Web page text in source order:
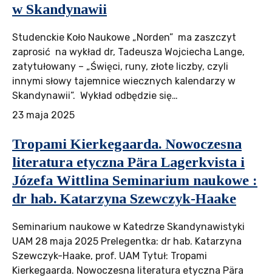
w Skandynawii
Studenckie Koło Naukowe „Norden” ma zaszczyt
zaprosić na wykład dr, Tadeusza Wojciecha Lange,
zatytułowany – „Święci, runy, złote liczby, czyli
innymi słowy tajemnice wiecznych kalendarzy w
Skandynawii”. Wykład odbędzie się…
23 maja 2025
Tropami Kierkegaarda. Nowoczesna
literatura etyczna Pära Lagerkvista i
Józefa Wittlina Seminarium naukowe :
dr hab. Katarzyna Szewczyk-Haake
Seminarium naukowe w Katedrze Skandynawistyki
UAM 28 maja 2025 Prelegentka: dr hab. Katarzyna
Szewczyk-Haake, prof. UAM Tytuł: Tropami
Kierkegaarda. Nowoczesna literatura etyczna Pära